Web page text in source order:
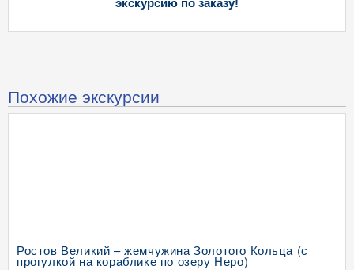
экскурсию по заказу!
Похожие экскурсии
Ростов Великий – жемчужина Золотого Кольца (с
прогулкой на кораблике по озеру Неро)